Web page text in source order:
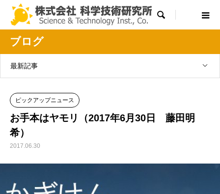

ブログ
最新記事
ピックアップニュース
お手本はヤモリ（2017年6月30日 藤田明
希）
2017.06.30